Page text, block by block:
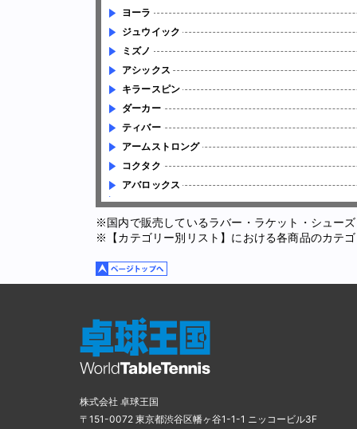
ヨーラ
ジュウイック
ミズノ
アシックス
キラースピン
ダーカー
ティバー
アームストロング
コクタク
アバロックス
※国内で販売しているラバー・ラケット・シュー
※【カテゴリー別リスト】における各商品のカテ
株式会社 卓球王国
〒151-0072 東京都渋谷区幡ヶ谷1-1-1 ニッコービル3F